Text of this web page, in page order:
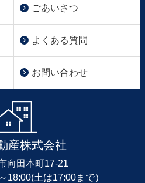
ごあいさつ
よくある質問
お問い合わせ
産株式会社
向田本町17-21
18:00(土は17:00まで）